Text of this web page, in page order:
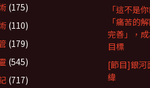
(175)
(110)
(179)
(545)
(717)
「這不是
「痛苦的
完善」，
目標
[節目]銀河
緯